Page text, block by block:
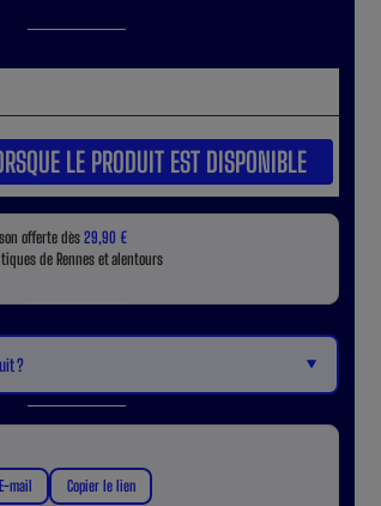
LE PRODUIT EST DISPONIBLE
offerte dès29,90 €
de Rennes et alentours
? ▼
E-mail Copier le lien